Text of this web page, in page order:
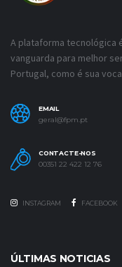
A plataforma tecnológica
vanguarda para melhor
Portugal, como é sua
EMAIL
geral@fpm.pt
CONTACTE-NOS
00351 22 422 12 76
INSTAGRAM FACEBOOK
ÚLTIMAS NOTICIAS